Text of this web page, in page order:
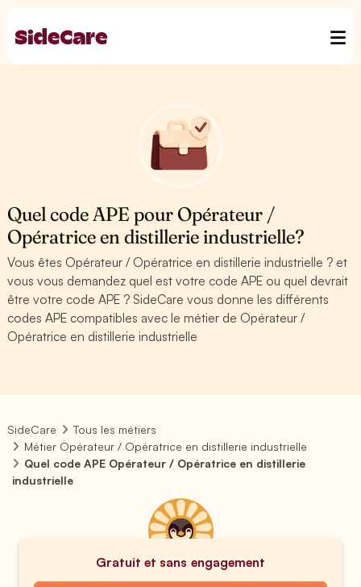
Quel code APE pour Opérateur /
Opératrice en distillerie industrielle?
Vous êtes Opérateur / Opératrice en distillerie industrielle ? et
vous vous demandez quel est votre code APE ou quel devrait
être votre code APE ? SideCare vous donne les différents
codes APE compatibles avec le métier de Opérateur /
Opératrice en distillerie industrielle
SideCare
Tous les métiers
Métier Opérateur / Opératrice en distillerie industrielle
Quel code APE Opérateur / Opératrice en distillerie
industrielle
Gratuit et sans engagement